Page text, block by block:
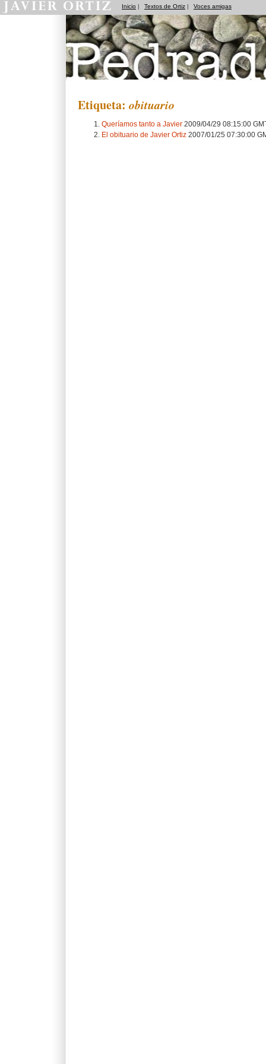
Inicio | Textos de Ortiz | Voces amigas
Etiqueta: obituario
Queríamos tanto a Javier 2009/04/29 08:15:00
El obituario de Javier Ortiz 2007/01/25 07:30:00